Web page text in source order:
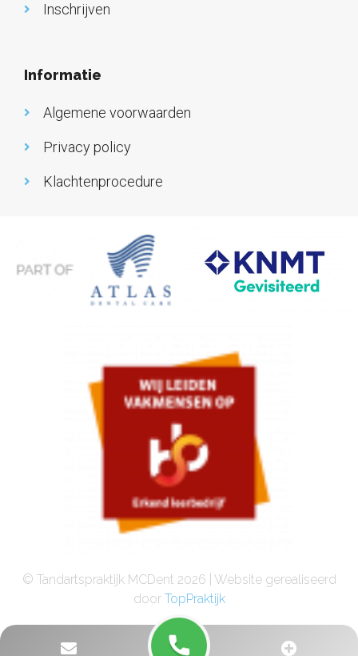
Inschrijven
Informatie
Algemene voorwaarden
Privacy policy
Klachtenprocedure
© Tandartspraktijk MCDent 2026 | Website gerealiseerd
door TopPraktijk